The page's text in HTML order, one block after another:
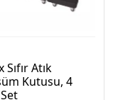
Atık
Kutusu, 4